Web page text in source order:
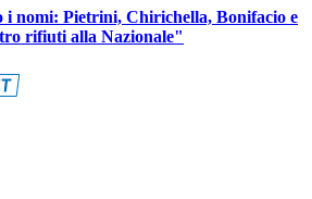
i nomi: Pietrini, Chirichella, Bonifacio e
rifiuti alla Nazionale"